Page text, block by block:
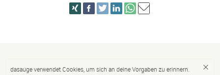
dasauge verwendet Cookies, um sich an deine Vorgaben zu erinnern.